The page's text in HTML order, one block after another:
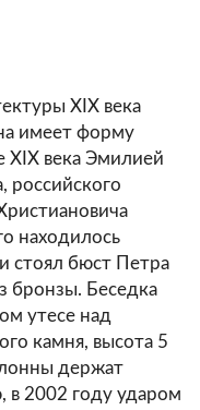
XIX века
имеет форму
XIX века Эмилией
российского
находилось
стоял бюст Петра
бронзы. Беседка
утесе над
камня, высота 5
держат
2002 году ударом